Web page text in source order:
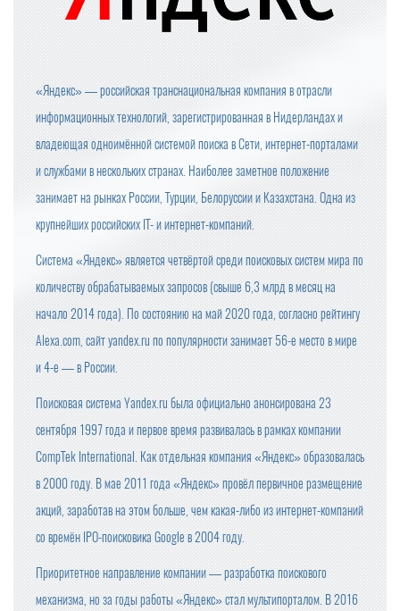
«Яндекс» — российская транснациональная компания в отрасли
информационных технологий, зарегистрированная в Нидерландах и
владеющая одноимённой системой поиска в Сети, интернет-порталами
и службами в нескольких странах. Наиболее заметное положение
занимает на рынках России, Турции, Белоруссии и Казахстана. Одна из
крупнейших российских IT- и интернет-компаний.
Система «Яндекс» является четвёртой среди поисковых систем мира по
количеству обрабатываемых запросов (свыше 6,3 млрд в месяц на
начало 2014 года). По состоянию на май 2020 года, согласно рейтингу
Alexa.com, сайт yandex.ru по популярности занимает 56-е место в мире
и 4-е — в России.
Поисковая система Yandex.ru была официально анонсирована 23
сентября 1997 года и первое время развивалась в рамках компании
CompTek International. Как отдельная компания «Яндекс» образовалась
в 2000 году. В мае 2011 года «Яндекс» провёл первичное размещение
акций, заработав на этом больше, чем какая-либо из интернет-компаний
со времён IPO-поисковика Google в 2004 году.
Приоритетное направление компании — разработка поискового
механизма, но за годы работы «Яндекс» стал мультипорталом. В 2016